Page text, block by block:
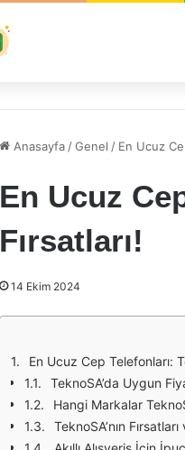
Anasayfa /Genel / En Ucuz
En Ucuz
Fırsatları!
14 Ekim 2024
En Ucuz Cep Telefonları:
TeknoSA’da Uygun
Hangi Markalar
TeknoSA’nın